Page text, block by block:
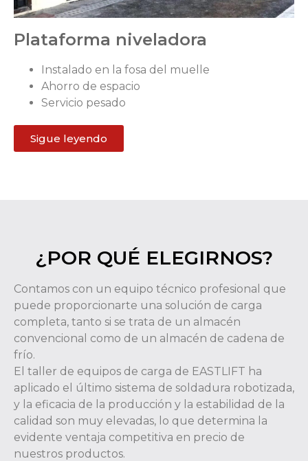
Plataforma niveladora
Instalado en la fosa del muelle
Ahorro de espacio
Servicio pesado
Sigue leyendo
¿POR QUÉ ELEGIRNOS?
Contamos con un equipo técnico profesional que
puede proporcionarte una solución de carga
completa, tanto si se trata de un almacén
convencional como de un almacén de cadena de
frío.
El taller de equipos de carga de EASTLIFT ha
aplicado el último sistema de soldadura robotizada,
y la eficacia de la producción y la estabilidad de la
calidad son muy elevadas, lo que determina la
evidente ventaja competitiva en precio de
nuestros productos.